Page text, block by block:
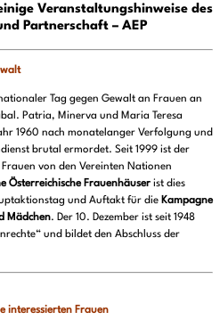
Veranstaltungshinweise des
Partnerschaft – AEP
Tag gegen Gewalt an Frauen an
Patria, Minerva und Maria Teresa
1960 nach monatelanger Verfolgung und
brutal ermordet. Seit 1999 ist der
von den Vereinten Nationen
Österreichische Frauenhäuser ist dies
und Auftakt für die Kampagne
Mädchen. Der 10. Dezember ist seit 1948
und bildet den Abschluss der
interessierten Frauen